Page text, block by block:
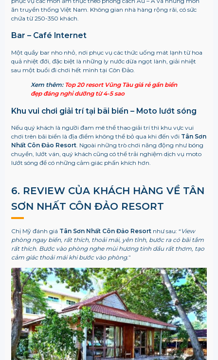
ăn truyền thống Việt Nam. Không gian nhà hàng rộng rãi, có sức
chứa từ 250-350 khách.
Bar – Café Internet
Một quầy bar nho nhỏ, nơi phục vụ các thức uống mát lạnh từ hoa
quả nhiệt đới, đặc biệt là những ly nước dừa ngọt lành, giải nhiệt
sau một buổi đi chơi hết mình tại Côn Đảo.
Xem thêm: Top 20 resort Vũng Tàu giá rẻ gần biển
đẹp đáng nghỉ dưỡng từ 4-5 sao
Khu vui chơi giải trí tại bãi biển – Moto lướt sóng
Nếu quý khách là người đam mê thể thao giải trí thì khu vực vui
chơi trên bãi biển là địa điểm không thể bỏ qua khi đến với Tân Sơn
Nhất Côn Đảo Resort. Ngoài những trò chơi năng động như bóng
chuyền, lướt ván, quý khách cũng có thể trải nghiệm dịch vụ moto
lướt sóng để có những cảm giác phấn khích hơn.
6. REVIEW CỦA KHÁCH HÀNG VỀ TÂN
SƠN NHẤT CÔN ĐẢO RESORT
Chị Mỹ đánh giá Tân Sơn Nhất Côn Đảo Resort như sau: “ View
phòng ngay biển, rất thích, thoải mái, yên tĩnh, bước ra có bãi tắm
rất thích. Bước vào phòng nghe mùi hương tinh dầu rất thơm, tạo
cảm giác thoải mái khi bước vào phòng.”